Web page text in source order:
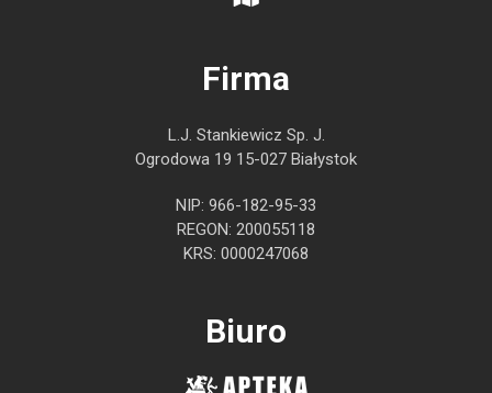
Firma
L.J. Stankiewicz Sp. J.
Ogrodowa 19 15-027 Białystok
NIP: 966-182-95-33
REGON: 200055118
KRS: 0000247068
Biuro